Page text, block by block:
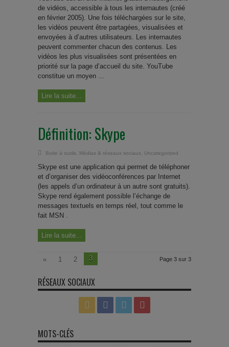
de vidéos, accessible à tous les internautes (créé
en février 2005). Une fois téléchargées sur le site,
les vidéos peuvent être partagées, visualisées et
envoyées à d’autres utilisateurs. Les internautes
peuvent commenter chacun des contenus. Les
vidéos les plus visualisées sont présentées en
priorité sur la page d’accueil du site. YouTube
constitue un moyen ...
Lire la suite...
Définition: Skype
Boite à outils Médias & réseaux sociaux Uncategorized
Skype est une application qui permet de téléphoner
et d’organiser des vidéoconférences par Internet
(les appels d’un ordinateur à un autre sont gratuits).
Skype rend également possible l’échange de
messages textuels en temps réel, tout comme le
fait MSN .
Lire la suite...
Page 3 sur 3
« 1 2 3
RÉSEAUX SOCIAUX
MOTS-CLÉS